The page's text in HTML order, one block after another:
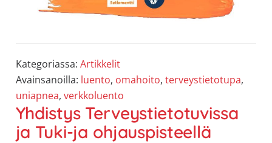
Kategoriassa: Artikkelit
Avainsanoilla: luento, omahoito, terveystietotupa,
uniapnea, verkkoluento
Yhdistys Terveystietotuvissa
ja Tuki-ja ohjauspisteellä